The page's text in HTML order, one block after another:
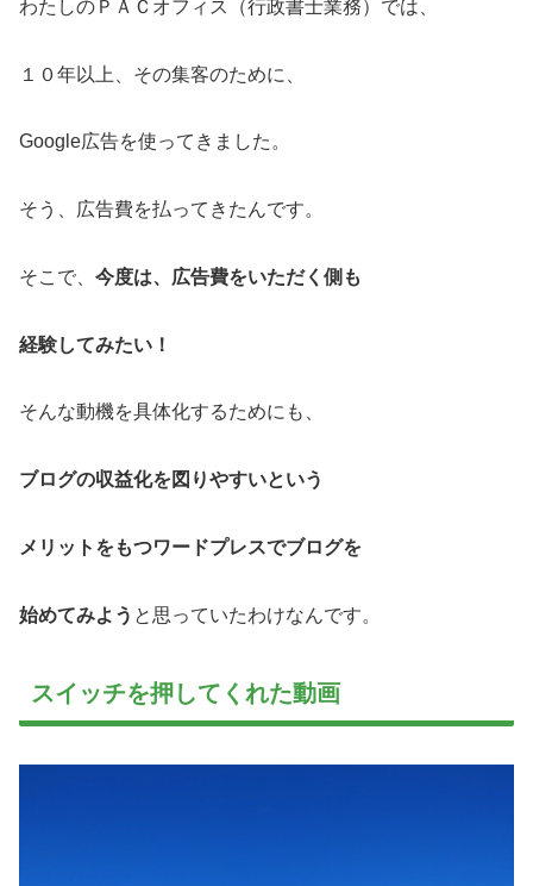
わたしのＰＡＣオフィス（行政書士業務）では、
１０年以上、その集客のために、
Google広告を使ってきました。
そう、広告費を払ってきたんです。
そこで、 今度は、広告費をいただく側も
経験してみたい！
そんな動機を具体化するためにも、
ブログの収益化を図りやすいという
メリットをもつワードプレスでブログを
始めてみよう と思っていたわけなんです。
スイッチを押してくれた動画